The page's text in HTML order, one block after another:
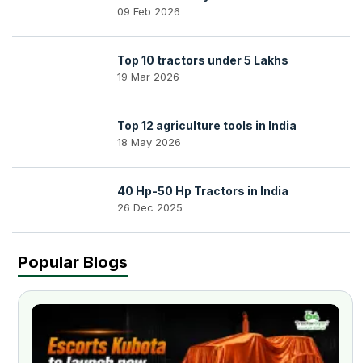
09 Feb 2026
Top 10 tractors under 5 Lakhs
19 Mar 2026
Top 12 agriculture tools in India
18 May 2026
40 Hp-50 Hp Tractors in India
26 Dec 2025
Popular Blogs